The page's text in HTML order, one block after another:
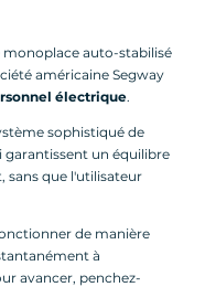
auto-stabilisé
américaine Segway
électrique.
sophistiqué de
garantissent un équilibre
sans que l'utilisateur
de manière
à
avancer, penchez-